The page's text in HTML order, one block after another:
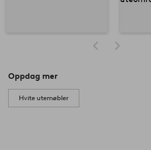
Oppdag mer
Hvite utemøbler